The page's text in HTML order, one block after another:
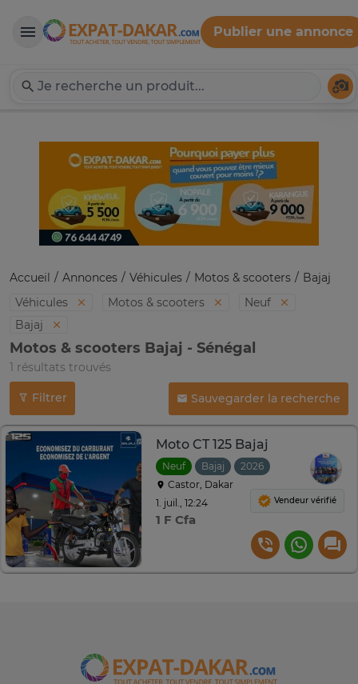
Expat-Dakar
Publier une annonce
Accueil Annonces Véhicules Motos & scooters
Bajaj
Véhicules
Motos & scooters
Neuf
Bajaj
Motos & scooters Bajaj - Sénégal
1 résultats trouvés
Filtrer Sauvegarder la recherche
Moto CT 125 Bajaj
Neuf Bajaj
2026
Castor, Dakar
1. juil., 12:24
1 F Cfa
Vendeur vérifié